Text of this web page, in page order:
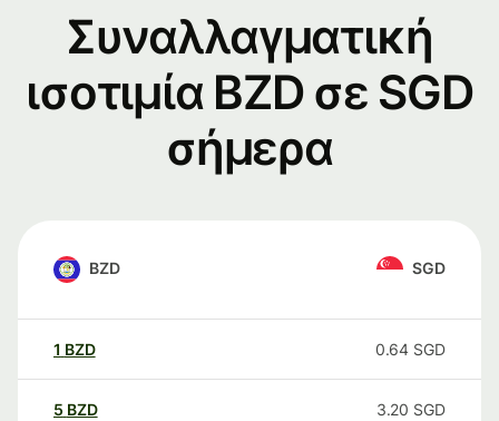
Συναλλαγματική
ισοτιμία BZD σε SGD
σήμερα
BZD SGD
1 BZD 0.64 SGD
5 BZD 3.20 SGD